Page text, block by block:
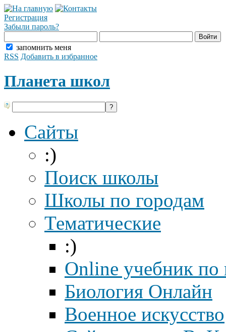
Регистрация
Забыли пароль?
запомнить меня
RSS Добавить в избранное
Планета школ
Сайты
:)
Поиск школы
Школы по городам
Тематические
:)
Online учебник по
Биология Онлайн
Военное искусство